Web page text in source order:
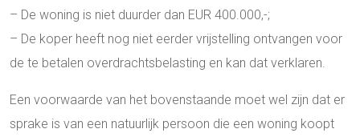
– De woning is niet duurder dan EUR 400.000,-;
– De koper heeft nog niet eerder vrijstelling ontvangen voor
de te betalen overdrachtsbelasting en kan dat verklaren.
Een voorwaarde van het bovenstaande moet wel zijn dat er
sprake is van een natuurlijk persoon die een woning koopt